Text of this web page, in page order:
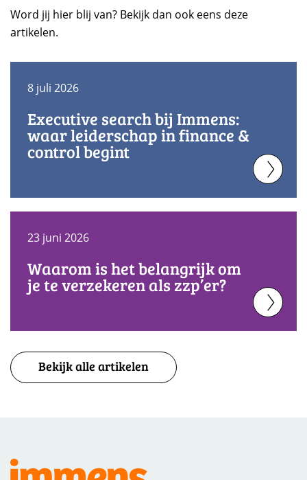
Word jij hier blij van? Bekijk dan ook eens deze
artikelen.
8 juli 2026
Executive search bij Immens:
waar leiderschap in finance &
control begint
23 juni 2026
Waarom is het belangrijk om
je te verzekeren als zzp’er?
Bekijk alle artikelen